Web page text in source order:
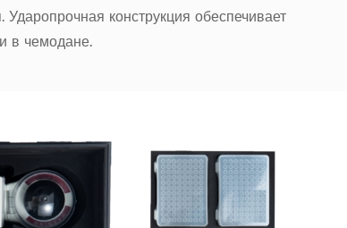
Ударопрочная конструкция обеспечивает
в чемодане.